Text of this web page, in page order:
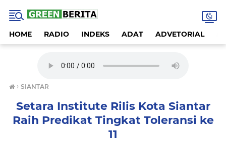
HOME RADIO INDEKS ADAT ADVETORIAL
› SIANTAR
Setara Institute Rilis Kota Siantar
Raih Predikat Tingkat Toleransi ke
11